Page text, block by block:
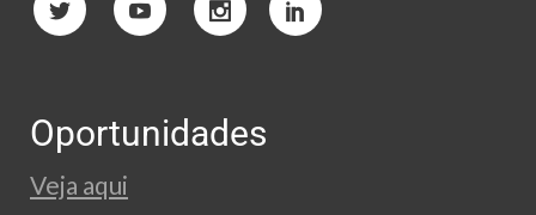
Oportunidades
Veja aqui